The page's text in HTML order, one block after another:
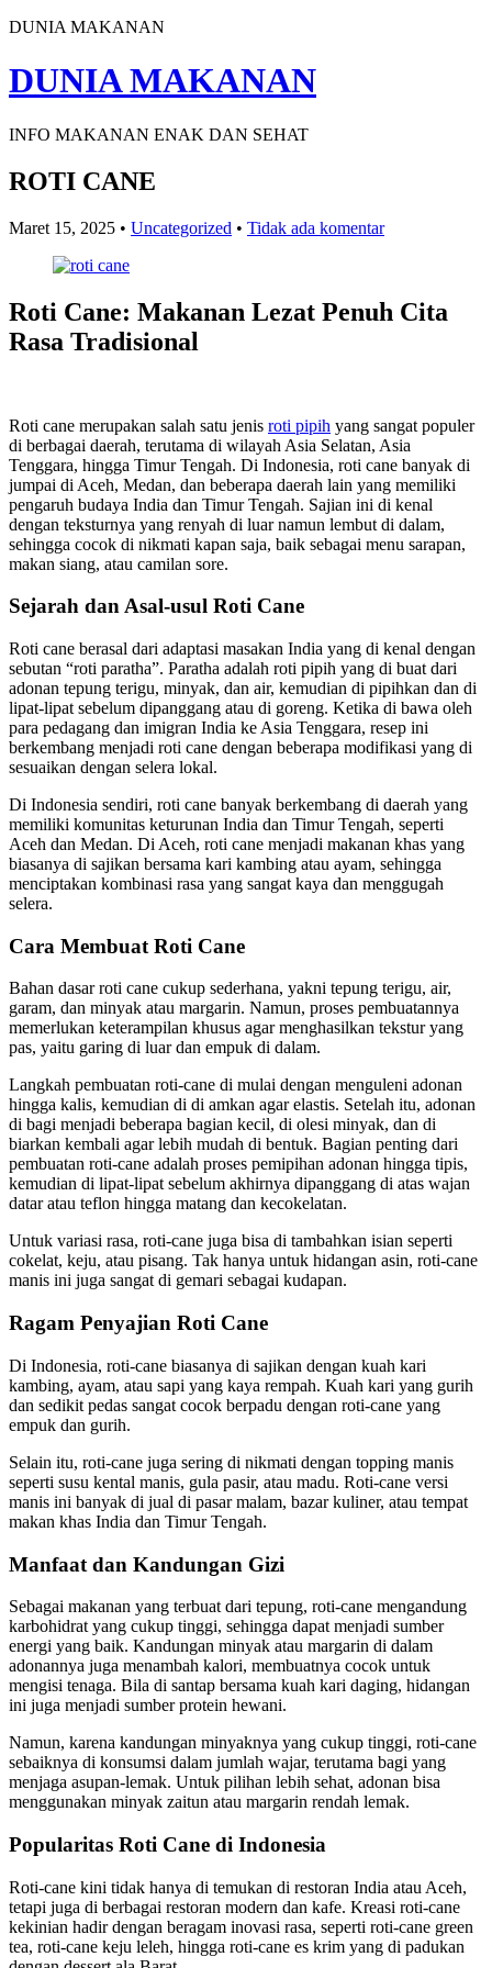
DUNIA MAKANAN
DUNIA MAKANAN
INFO MAKANAN ENAK DAN SEHAT
ROTI CANE
Maret 15, 2025 • Uncategorized • Tidak ada komentar
Roti Cane: Makanan Lezat Penuh Cita
Rasa Tradisional
Roti cane merupakan salah satu jenis roti pipih yang sangat populer
di berbagai daerah, terutama di wilayah Asia Selatan, Asia
Tenggara, hingga Timur Tengah. Di Indonesia, roti cane banyak di
jumpai di Aceh, Medan, dan beberapa daerah lain yang memiliki
pengaruh budaya India dan Timur Tengah. Sajian ini di kenal
dengan teksturnya yang renyah di luar namun lembut di dalam,
sehingga cocok di nikmati kapan saja, baik sebagai menu sarapan,
makan siang, atau camilan sore.
Sejarah dan Asal-usul Roti Cane
Roti cane berasal dari adaptasi masakan India yang di kenal dengan
sebutan “roti paratha”. Paratha adalah roti pipih yang di buat dari
adonan tepung terigu, minyak, dan air, kemudian di pipihkan dan di
lipat-lipat sebelum dipanggang atau di goreng. Ketika di bawa oleh
para pedagang dan imigran India ke Asia Tenggara, resep ini
berkembang menjadi roti cane dengan beberapa modifikasi yang di
sesuaikan dengan selera lokal.
Di Indonesia sendiri, roti cane banyak berkembang di daerah yang
memiliki komunitas keturunan India dan Timur Tengah, seperti
Aceh dan Medan. Di Aceh, roti cane menjadi makanan khas yang
biasanya di sajikan bersama kari kambing atau ayam, sehingga
menciptakan kombinasi rasa yang sangat kaya dan menggugah
selera.
Cara Membuat Roti Cane
Bahan dasar roti cane cukup sederhana, yakni tepung terigu, air,
garam, dan minyak atau margarin. Namun, proses pembuatannya
memerlukan keterampilan khusus agar menghasilkan tekstur yang
pas, yaitu garing di luar dan empuk di dalam.
Langkah pembuatan roti-cane di mulai dengan menguleni adonan
hingga kalis, kemudian di di amkan agar elastis. Setelah itu, adonan
di bagi menjadi beberapa bagian kecil, di olesi minyak, dan di
biarkan kembali agar lebih mudah di bentuk. Bagian penting dari
pembuatan roti-cane adalah proses pemipihan adonan hingga tipis,
kemudian di lipat-lipat sebelum akhirnya dipanggang di atas wajan
datar atau teflon hingga matang dan kecokelatan.
Untuk variasi rasa, roti-cane juga bisa di tambahkan isian seperti
cokelat, keju, atau pisang. Tak hanya untuk hidangan asin, roti-cane
manis ini juga sangat di gemari sebagai kudapan.
Ragam Penyajian Roti Cane
Di Indonesia, roti-cane biasanya di sajikan dengan kuah kari
kambing, ayam, atau sapi yang kaya rempah. Kuah kari yang gurih
dan sedikit pedas sangat cocok berpadu dengan roti-cane yang
empuk dan gurih.
Selain itu, roti-cane juga sering di nikmati dengan topping manis
seperti susu kental manis, gula pasir, atau madu. Roti-cane versi
manis ini banyak di jual di pasar malam, bazar kuliner, atau tempat
makan khas India dan Timur Tengah.
Manfaat dan Kandungan Gizi
Sebagai makanan yang terbuat dari tepung, roti-cane mengandung
karbohidrat yang cukup tinggi, sehingga dapat menjadi sumber
energi yang baik. Kandungan minyak atau margarin di dalam
adonannya juga menambah kalori, membuatnya cocok untuk
mengisi tenaga. Bila di santap bersama kuah kari daging, hidangan
ini juga menjadi sumber protein hewani.
Namun, karena kandungan minyaknya yang cukup tinggi, roti-cane
sebaiknya di konsumsi dalam jumlah wajar, terutama bagi yang
menjaga asupan-lemak. Untuk pilihan lebih sehat, adonan bisa
menggunakan minyak zaitun atau margarin rendah lemak.
Popularitas Roti Cane di Indonesia
Roti-cane kini tidak hanya di temukan di restoran India atau Aceh,
tetapi juga di berbagai restoran modern dan kafe. Kreasi roti-cane
kekinian hadir dengan beragam inovasi rasa, seperti roti-cane green
tea, roti-cane keju leleh, hingga roti-cane es krim yang di padukan